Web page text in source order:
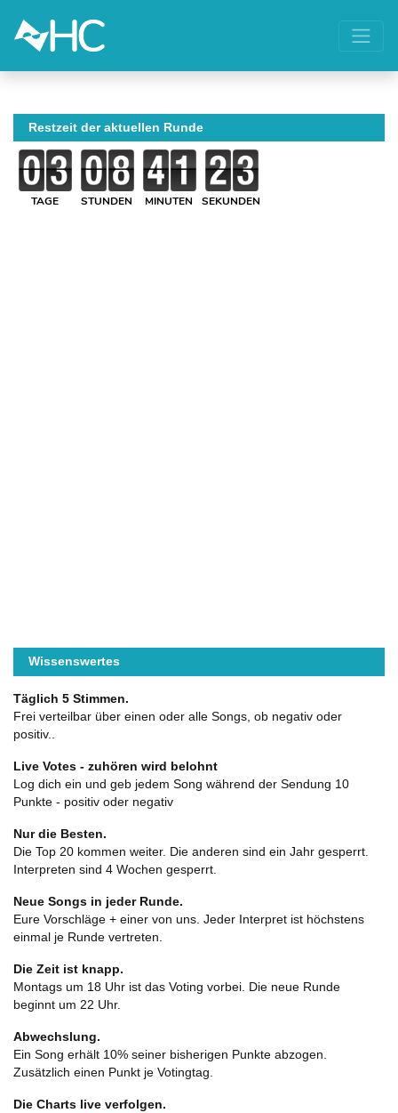
Restzeit der aktuellen Runde
TAGE STUNDEN MINUTEN SEKUNDEN
Wissenswertes
Täglich 5 Stimmen.
Frei verteilbar über einen oder alle Songs, ob negativ oder
positiv..
Live Votes - zuhören wird belohnt
Log dich ein und geb jedem Song während der Sendung 10
Punkte - positiv oder negativ
Nur die Besten.
Die Top 20 kommen weiter. Die anderen sind ein Jahr gesperrt.
Interpreten sind 4 Wochen gesperrt.
Neue Songs in jeder Runde.
Eure Vorschläge + einer von uns. Jeder Interpret ist höchstens
einmal je Runde vertreten.
Die Zeit ist knapp.
Montags um 18 Uhr ist das Voting vorbei. Die neue Runde
beginnt um 22 Uhr.
Abwechslung.
Ein Song erhält 10% seiner bisherigen Punkte abzogen.
Zusätzlich einen Punkt je Votingtag.
Die Charts live verfolgen.